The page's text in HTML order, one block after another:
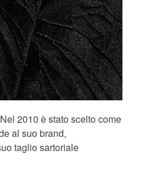
2010 è stato scelto come
al suo brand,
taglio sartoriale